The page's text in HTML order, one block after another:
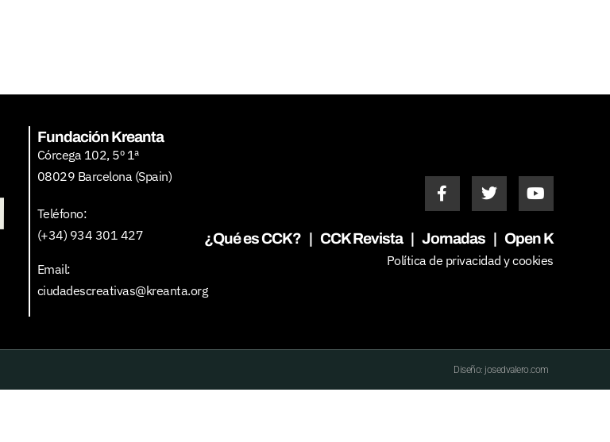
Fundación Kreanta
Córcega 102, 5º 1ª
08029 Barcelona (Spain)
Teléfono:
(+34) 934 301 427
Email:
ciudadescreativas@kreanta.org
¿Qué es CCK? | CCK Revista | Jornadas | Open K
Política de privacidad y cookies
Diseño: josedvalero.com